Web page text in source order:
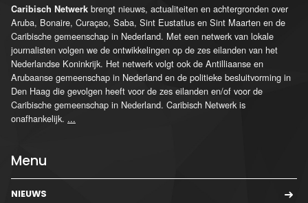
Caribisch Netwerk brengt nieuws, actualiteiten en achtergronden over
Aruba, Bonaire, Curaçao, Saba, Sint Eustatius en Sint Maarten en de
Caribische gemeenschap in Nederland. Met een netwerk van lokale
journalisten volgen we de ontwikkelingen op de zes eilanden van het
Nederlandse Koninkrijk. Het netwerk volgt ook de Antilliaanse en
Arubaanse gemeenschap in Nederland en de politieke besluitvorming in
Den Haag die gevolgen heeft voor de zes eilanden en/of voor de
Caribische gemeenschap in Nederland. Caribisch Netwerk is
onafhankelijk. ...
Menu
NIEUWS